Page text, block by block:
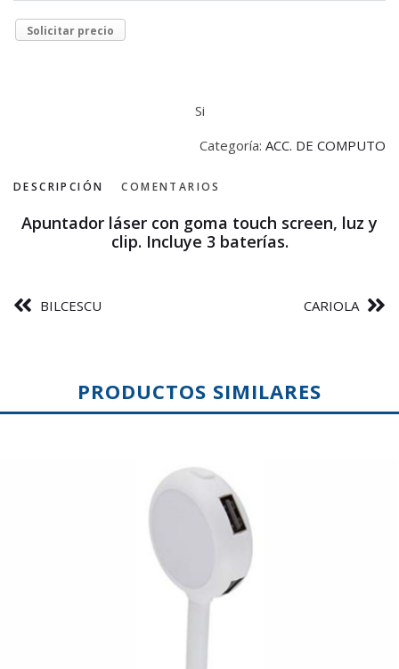
Solicitar precio
Si
Categoría: ACC. DE COMPUTO
DESCRIPCIÓN COMENTARIOS
Apuntador láser con goma touch screen, luz y
clip. Incluye 3 baterías.
BILCESCU CARIOLA
PRODUCTOS SIMILARES